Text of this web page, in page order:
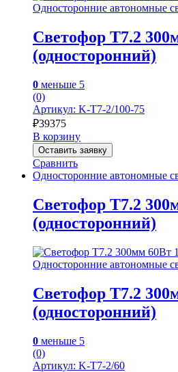
Односторонние автономные
Светофор Т7.2
(односторонний)
0 меньше 5
(0)
Артикул: K-T7-2/100-75
₽39375
В корзину
Оставить заявку
Сравнить
Односторонние автономные
Светофор Т7.2
(односторонний)
Односторонние автономные
Светофор Т7.2
(односторонний)
0 меньше 5
(0)
Артикул: K-T7-2/60